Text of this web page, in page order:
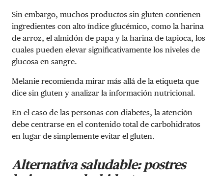
Sin embargo, muchos productos sin gluten contienen
ingredientes con alto índice glucémico, como la harina
de arroz, el almidón de papa y la harina de tapioca, los
cuales pueden elevar significativamente los niveles de
glucosa en sangre.
Melanie recomienda mirar más allá de la etiqueta que
dice sin gluten y analizar la información nutricional.
En el caso de las personas con diabetes, la atención
debe centrarse en el contenido total de carbohidratos
en lugar de simplemente evitar el gluten.
Alternativa saludable: postres